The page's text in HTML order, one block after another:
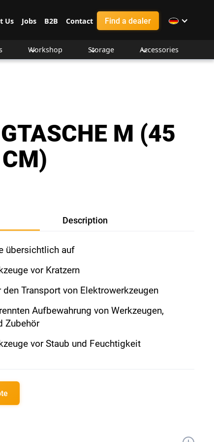
Us Jobs B2B Contact Find a dealer
Workshop Storage Accessories
M (45
Description
übersichtlich auf
vor Kratzern
Transport von Elektrowerkzeugen
Aufbewahrung von Werkzeugen,
Zubehör
vor Staub und Feuchtigkeit